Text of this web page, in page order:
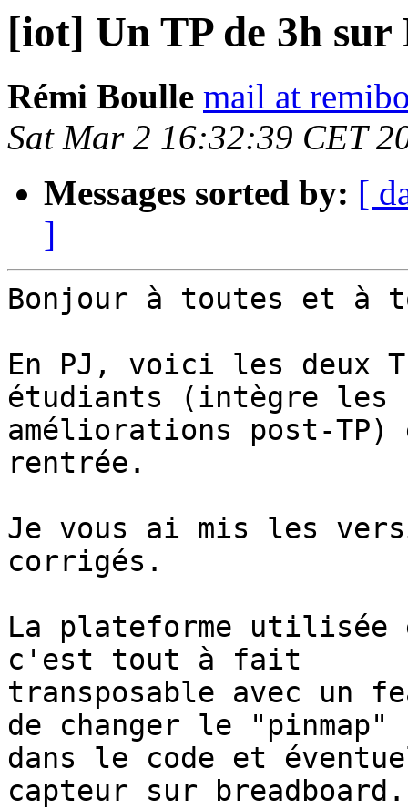
[iot] Un TP de 3h
Rémi Boulle mail at
Sat Mar 2 16:32:39 CET
Messages sorted by: [
]
Bonjour à toutes et à
En PJ, voici les deux
étudiants (intègre les
améliorations post-
rentrée.
Je vous ai mis les
corrigés.
La plateforme utilisée
c'est tout à fait
transposable avec
de changer le "pinmap"
dans le code et
capteur sur breadboard.